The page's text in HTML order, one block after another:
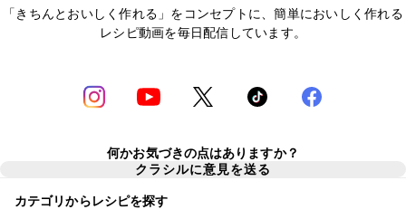
「きちんとおいしく作れる」をコンセプトに、簡単においしく作れる
レシピ動画を毎日配信しています。
何かお気づきの点はありますか？
クラシルに意見を送る
カテゴリからレシピを探す